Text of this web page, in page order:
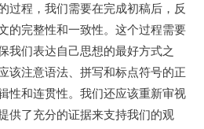
过程，我们需要在完成初稿后，反
的完整性和一致性。这个过程需要
我们表达自己思想的最好方式之
该注意语法、拼写和标点符号的正
性和连贯性。我们还应该重新审视
供了充分的证据来支持我们的观